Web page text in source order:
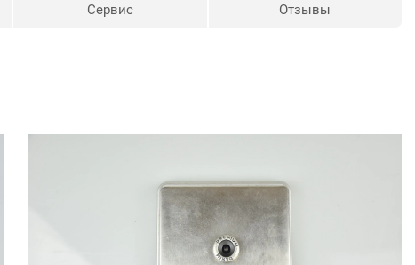
Сервис Отзывы